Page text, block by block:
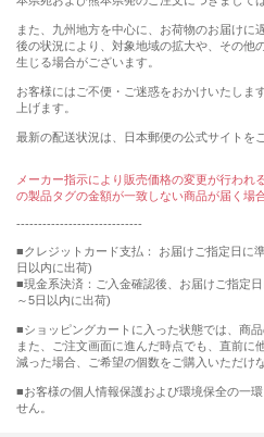
また、九州地方を中心に、お荷物のお届けに
後の状況により、対象地域の拡大や、その他
生じる場合がございます。
お客様にはご不便・ご迷惑をおかけいたしま
上げます。
最新の配送状況は、日本郵便の公式サイトを
メーカー指示により販売価格の変更が行われ
の製品タグの金額が一致しない商品が届く場
-----------------------------
■クレジットカード支払： お届けご指定日に
日以内に出荷)
■現金系決済：ご入金確認後、お届けご指定
～5日以内に出荷)
■ショッピングカートに入った状態では、商
また、ご注文画面に進んだ時点でも、直前に
減った場合、ご希望の個数をご購入いただけ
■お客様の個人情報保護および環境保全の一
せん。